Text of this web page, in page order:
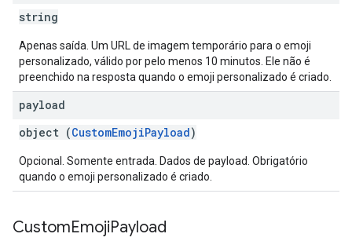
string
Apenas saída. Um URL de imagem temporário para o emoji
personalizado, válido por pelo menos 10 minutos. Ele não é
preenchido na resposta quando o emoji personalizado é criado.
payload
object (CustomEmojiPayload)
Opcional. Somente entrada. Dados de payload. Obrigatório
quando o emoji personalizado é criado.
CustomEmojiPayload